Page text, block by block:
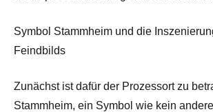
Symbol Stammheim und die
Feindbilds
Zunächst ist dafür der Prozessort zu
Stammheim, ein Symbol wie kein